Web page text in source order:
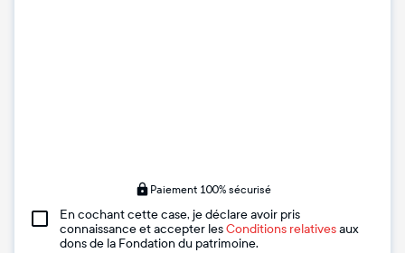
Paiement 100% sécurisé
En cochant cette case, je déclare avoir pris
connaissance et accepter lesConditions relativesaux
dons de la Fondation du patrimoine.